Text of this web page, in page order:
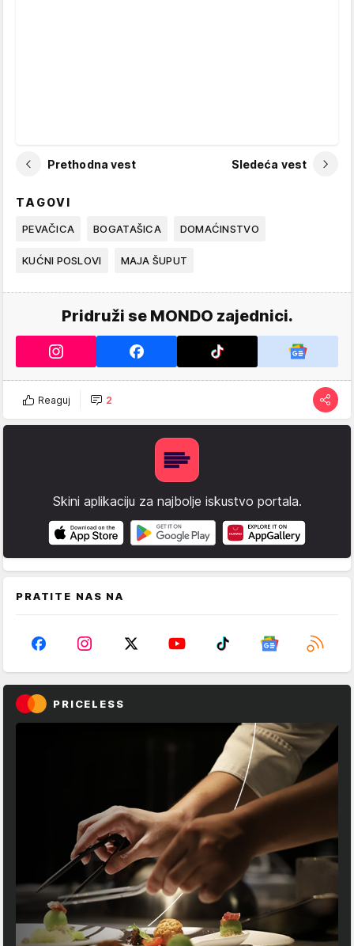
Prethodna vest Sledeća vest
TAGOVI
PEVAČICA BOGATAŠICA DOMAĆINSTVO
KUĆNI POSLOVI MAJA ŠUPUT
Pridruži se MONDO zajednici.
Reaguj 2
Skini aplikaciju za najbolje iskustvo portala.
PRATITE NAS NA
PRICELESS